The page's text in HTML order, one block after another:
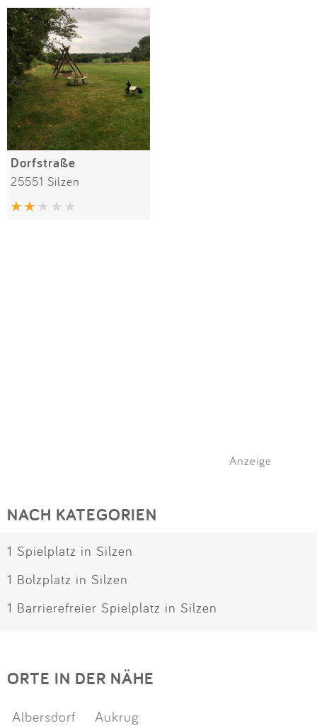
Anmelden
SPIELGERÄTE
Alle Filter (1) zurücksetzen
Dorfstraße
25551 Silzen
Anzeige
NACH KATEGORIEN
1 Spielplatz in Silzen
1 Bolzplatz in Silzen
1 Barrierefreier Spielplatz in Silzen
ORTE IN DER NÄHE
Albersdorf Aukrug